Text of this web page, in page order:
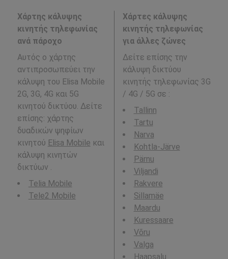
Χάρτης κάλυψης
κινητής τηλεφωνίας
ανά πάροχο
Αυτός ο χάρτης
αντιπροσωπεύει την
κάλυψη του Elisa Mobile
2G, 3G, 4G και 5G
κινητού δικτύου. Δείτε
επίσης: χάρτης
δυαδικών ψηφίων
κινητού Elisa Mobile και
κάλυψη κινητών
δικτύων .
Telia Mobile
Tele2 Mobile
Χάρτες κάλυψης
κινητής τηλεφωνίας
για άλλες ζώνες
Δείτε επίσης την
κάλυψη δικτύου
κινητής τηλεφωνίας 3G
/ 4G / 5G σε :
Tallinn
Tartu
Narva
Kohtla-Järve
Pärnu
Viljandi
Rakvere
Sillamäe
Maardu
Kuressaare
Võru
Valga
Haapsalu